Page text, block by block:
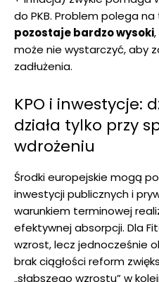
do PKB. Problem polega na
pozostaje bardzo wysoki
może nie wystarczyć, aby
zadłużenia.
KPO i inwestycje:
działa tylko przy
wdrożeniu
Środki europejskie mogą
inwestycji publicznych i
warunkiem terminowej
efektywnej absorpcji. Dla
wzrost, lecz jednocześnie
brak ciągłości reform
„słabszego wzrostu” w